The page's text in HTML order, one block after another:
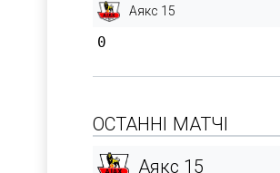
Аякс 15
0
ОСТАННІ МАТЧІ
Аякс 15